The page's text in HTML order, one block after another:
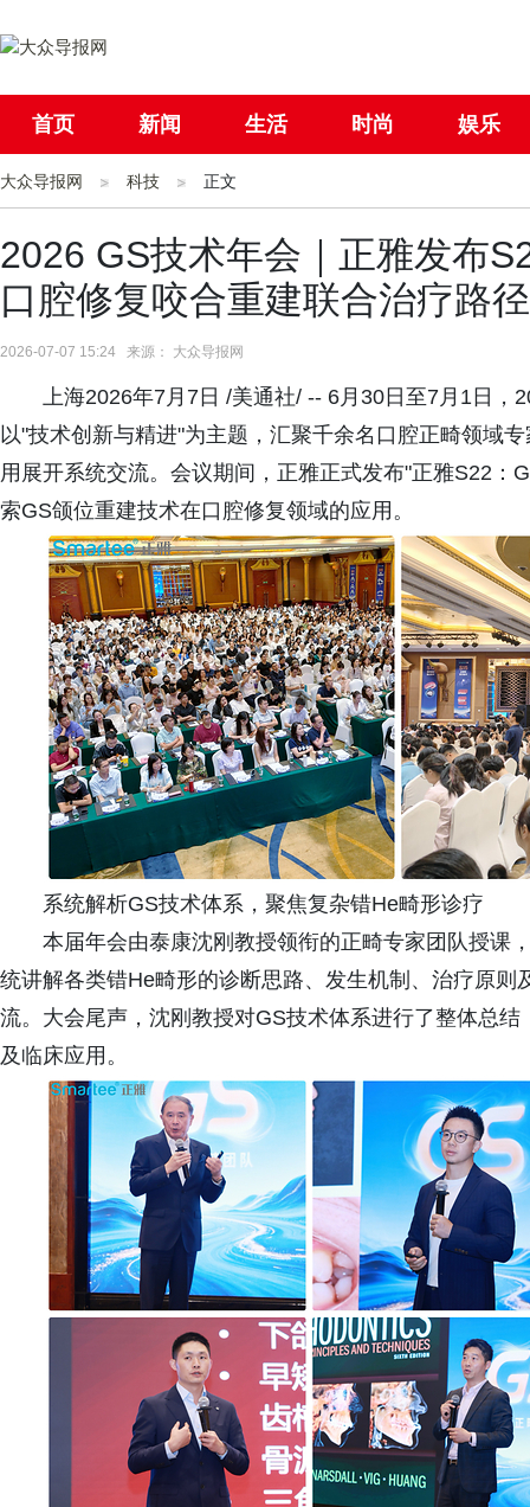
首页 新闻 生活 时尚 娱乐
社会 国际
大众导报网 科技 正文
2026 GS技术年会｜正雅发布
口腔修复咬合重建联合治疗路径
2026-07-07 15:24 来源： 大众导报网
上海2026年7月7日 /美通社/ -- 6月30日至7月1日，
以"技术创新与精进"为主题，汇聚千余名口腔正畸领域
用展开系统交流。会议期间，正雅正式发布"正雅S22：
索GS颌位重建技术在口腔修复领域的应用。
系统解析GS技术体系，聚焦复杂错He畸形诊疗
本届年会由泰康沈刚教授领衔的正畸专家团队授课
统讲解各类错He畸形的诊断思路、发生机制、治疗原
流。大会尾声，沈刚教授对GS技术体系进行了整体总
及临床应用。